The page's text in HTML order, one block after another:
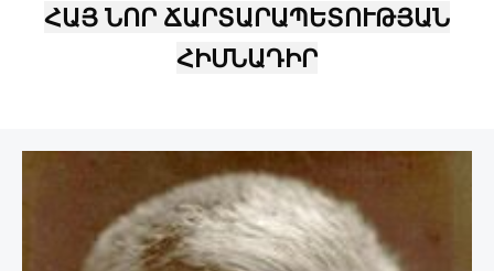
ՀԱՅ ՆՈՐ ՃԱՐՏԱՐԱՊԵՏՈՒԹՅԱՆ
ՀԻՄՆԱԴԻՐ